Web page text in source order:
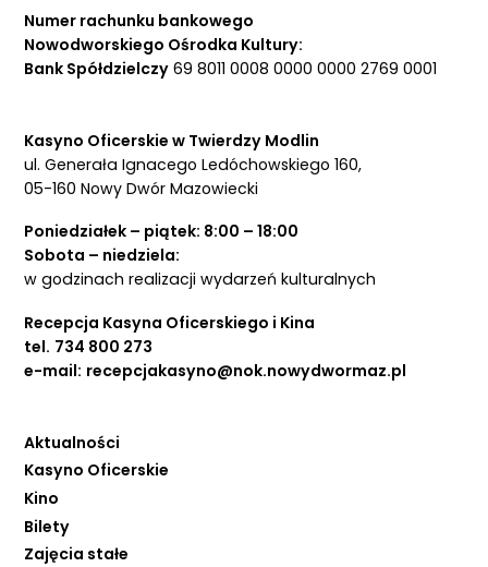
Numer rachunku bankowego
Nowodworskiego Ośrodka Kultury:
Bank Spółdzielczy69 8011 0008 0000 0000 2769 0001
Kasyno Oficerskie w Twierdzy Modlin
ul. Generała Ignacego Ledóchowskiego 160,
05-160 Nowy Dwór Mazowiecki
Poniedziałek – piątek: 8:00 – 18:00
Sobota – niedziela:
w godzinach realizacji wydarzeń kulturalnych
Recepcja Kasyna Oficerskiego i Kina
tel. 734 800 273
e-mail: recepcjakasyno@nok.nowydwormaz.pl
Aktualności
Kasyno Oficerskie
Kino
Bilety
Zajęcia stałe